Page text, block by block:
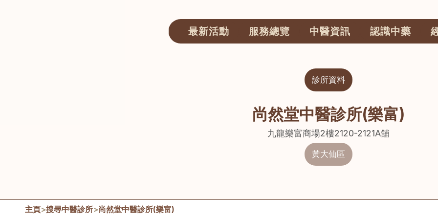
最新活動 服務總覽 中醫資訊 認識中藥
診所資料
尚然堂中醫診所(樂富)
九龍樂富商場2樓2120-2121A舖
黃大仙區
主頁>搜尋中醫診所>尚然堂中醫診所(樂富)